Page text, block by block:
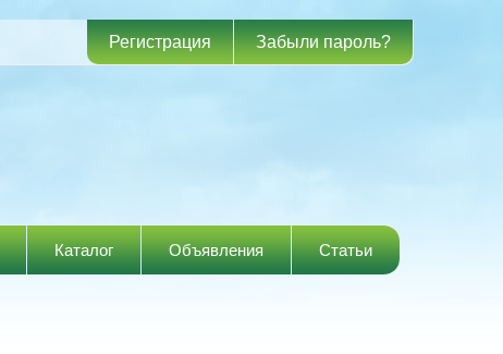
Регистрация Забыли пароль?
Каталог Объявления Статьи